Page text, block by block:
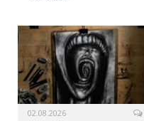
02.08.2026